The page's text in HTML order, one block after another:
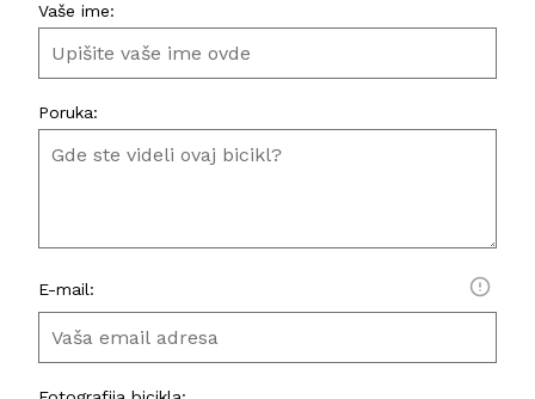
Vaše ime:
Poruka:
E-mail: